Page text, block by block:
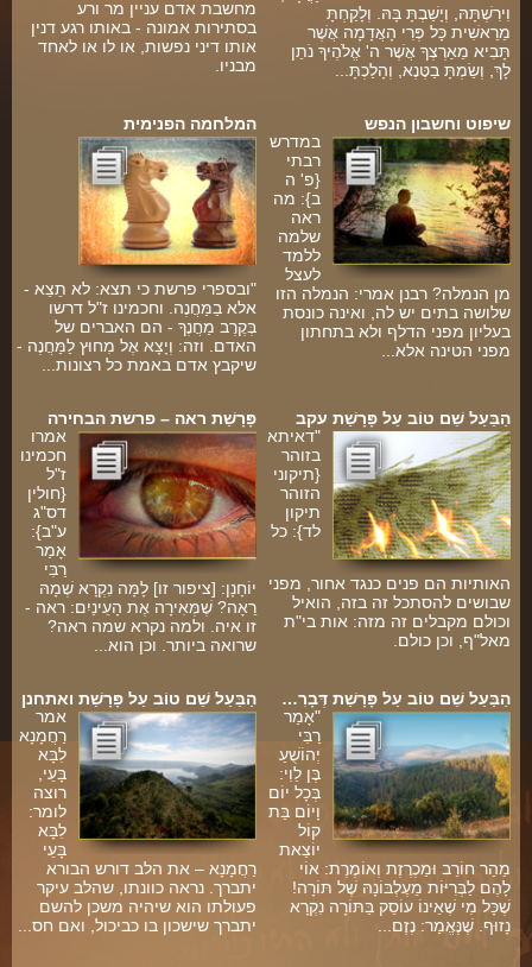
מחשבת אדם עניין מר ורע
בסתירות אמונה - באותו רגע דנין
אותו דיני נפשות, או לו או לאחד
מבניו.
וִירִשְׁתָּהּ, וְיָשַׁבְתָּ בָּהּ. וְלָקַחְתָּ
מֵרֵאשִׁית כָּל פְּרִי הָאֲדָמָה אֲשֶׁר
תָּבִיא מֵאַרְצְךָ אֲשֶׁר ה' אֱלֹהֶיךָ נֹתֵן
לָךְ, וְשַׂמְתָּ בַטֶּנֶא, וְהָלַכְתָּ...
המלחמה הפנימית
"ובספרי פרשת כי תצא: לא תֵצֵא -
אלא בַמַּחֲנֶה. וחכמינו ז"ל דרשו
בְּקֶרֶב מַחֲנֶךָ - הם האברים של
האדם. וזה: וְיָצָא אֶל מִחוּץ לַמַּחֲנֶה -
שיקבץ אדם באמת כל רצונות...
שיפוט וחשבון הנפש
במדרש
רבתי
{פ' ה
ב}: מה
ראה
שלמה
ללמד
לעצל
מן הנמלה? רבנן אמרי: הנמלה הזו
שלושה בתים יש לה, ואינה כונסת
בעליון מפני הדלף ולא בתחתון
מפני הטינה אלא...
פָּרָשַׁת ראה – פרשת הבחירה
אמרו
חכמינו
ז"ל
{חולין
דס"ג
ע"ב}:
אָמַר
רַבִּי
יוֹחָנָן: [ציפור זו] לָמָּה נִקְרָא שְׁמָהּ
רֵאָה? שֶׁמְּאִירָה אֶת הָעֵינַיִם: ראה -
זו איה. ולמה נקרא שמה ראה?
שרואה ביותר. וכן הוא...
הַבַּעַל שֵׁם טוֹב עַל פָּרָשַׁת עקב
"דאיתא
בזוהר
{תיקוני
הזוהר
תיקון
לד}: כל
האותיות הם פנים כנגד אחור, מפני
שבושים להסתכל זה בזה, הואיל
וכולם מקבלים זה מזה: אות בי"ת
מאל"ף, וכן כולם.
הַבַּעַל שֵׁם טוֹב עַל פָּרָשַׁת ואתחנן
אמר
רַחֲמָנָא
לִבָּא
בָּעֵי,
רוצה
לומר:
לִבָּא
בָּעֵי
רַחֲמָנָא – את הלב דורש הבורא
יתברך. נראה כוונתו, שהלב עיקר
פעולתו הוא שיהיה משכן להשם
יתברך שישכון בו כביכול, ואם חס...
הַבַּעַל שֵׁם טוֹב עַל פָּרָשַׁת דְּבָרִ…
"אָמַר
רַבִּי
יְהוֹשֻׁעַ
בֶּן לֵוִי:
בְּכָל יוֹם
וָיוֹם בַּת
קוֹל
יוֹצֵאת
מֵהַר חוֹרֵב וּמַכְרֶזֶת וְאוֹמֶרֶת: אוֹי
לָהֶם לַבְּרִיּוֹת מֵעֶלְבּוֹנָהּ שֶׁל תּוֹרָה!
שֶׁכָּל מִי שֶׁאֵינוֹ עוֹסֵק בַּתּוֹרָה נִקְרָא
נָזוּף. שֶׁנֶּאֱמַר: נֶזֶם...